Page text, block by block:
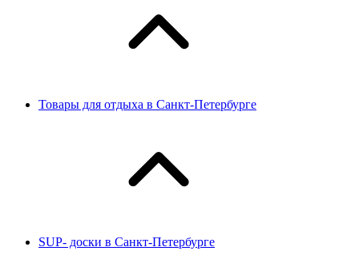
Товары для отдыха в Санкт-Петербурге
SUP- доски в Санкт-Петербурге